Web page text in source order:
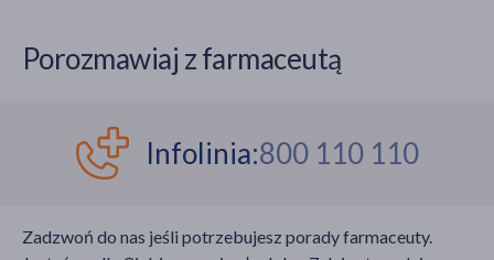
najlepsza? Jakie
nie będą szkodzić?
Najnowsze badania
produktów pozwala
zgubić zbędne
tym schorzeniem. Jak
Porozmawiaj z farmaceutą
Infolinia:800 110 110
Zadzwoń do nas jeśli potrzebujesz porady farmaceuty.